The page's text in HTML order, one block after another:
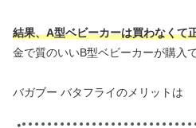
結果、A型ベビーカーは買わなくて
金で質のいいB型ベビーカーが購入
バガブー バタフライのメリットは